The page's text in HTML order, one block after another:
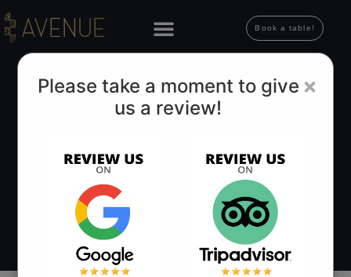
Book a table!
Comandă pe BucovEat
×
Please take a moment to give
us a review!